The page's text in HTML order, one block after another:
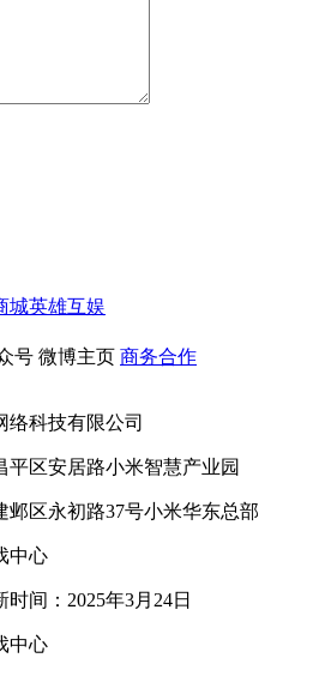
城英雄互娱
号 微博主页 商务合作
络科技有限公司
平区安居路小米智慧产业园
邺区永初路37号小米华东总部
中心
时间：2025年3月24日
中心